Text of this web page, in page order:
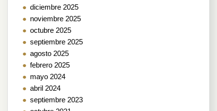
diciembre 2025
noviembre 2025
octubre 2025
septiembre 2025
agosto 2025
febrero 2025
mayo 2024
abril 2024
septiembre 2023